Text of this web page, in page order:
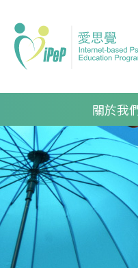
Main navigation關於我